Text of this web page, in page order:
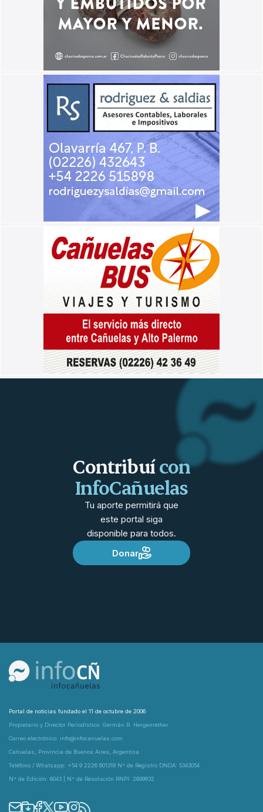
Contribuícon
InfoCañuelas
Tu aporte permitirá que
este portal siga
disponible para todos.
Donar
Portal de noticias fundado el 11 de octubre de 2006
Propietario y Director Periodístico: Germán R. Hergenrether
Correo electrónico: info@infocanuelas.com
Cañuelas, Provincia de Buenos Aires, Argentina
Teléfono / Whatsapp: +54 9 2226 601319 N° de Registro DNDA: 5343054
N° de Edición: 6043 | N° de Resolución RNPI: 2699932